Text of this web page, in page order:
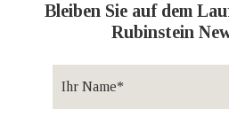
Bleiben Sie auf dem
Rubinstein